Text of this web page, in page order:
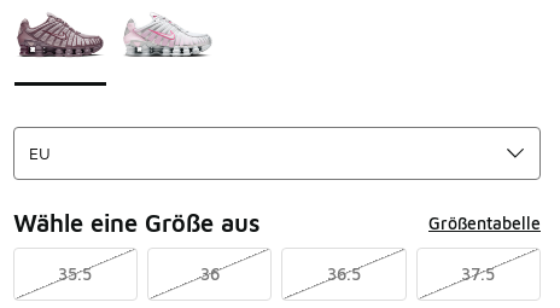
Wähle eine Größe aus Größentabelle
35.5 36 36.5 37.5